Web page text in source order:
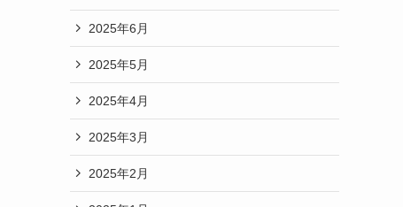
2025年6月
2025年5月
2025年4月
2025年3月
2025年2月